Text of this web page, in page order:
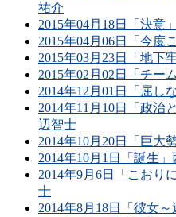
祐介
2015年04月18日「決意
2015年04月06日「今度
2015年03月23日「地下
2015年02月02日「チー
2014年12月01日「屈し
2014年11月10日「政治
辺智士
2014年10月20日「巨大
2014年10月1日「誕生」
2014年9月6日「こおり
士
2014年8月18日「彼女